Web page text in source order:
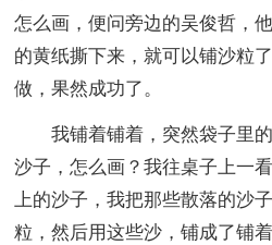
怎么画，便问旁边的吴俊哲，
的黄纸撕下来，就可以铺沙粒
做，果然成功了。
我铺着铺着，突然袋子里的
沙子，怎么画？我往桌子上一
上的沙子，我把那些散落的沙
粒，然后用这些沙，铺成了铺